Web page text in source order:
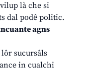
là che si
dal podê politic.
agns
sucursâls
in cualchi